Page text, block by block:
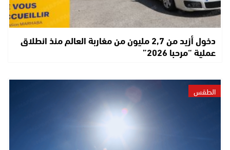
دخول أزيد من 2,7 مليون من مغاربة العالم منذ انطلاق
عملية “مرحبا 2026”
الطقس